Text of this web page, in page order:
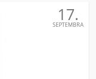
17.
SEPTEMBRA